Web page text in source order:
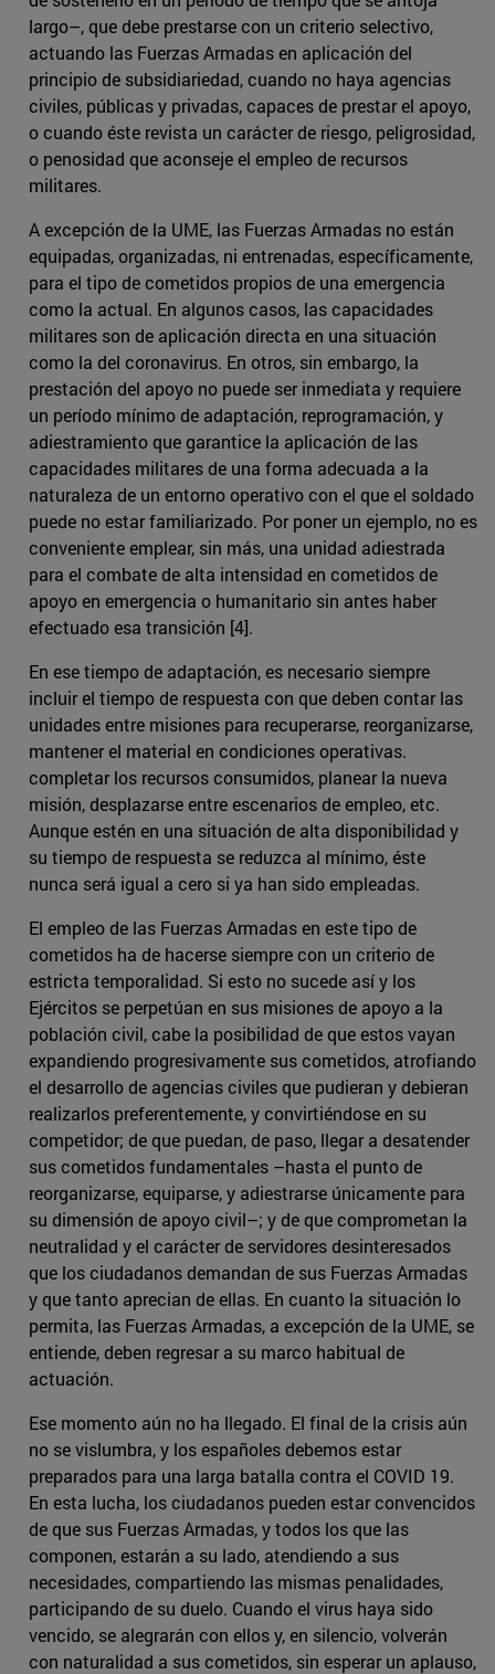
largo–, que debe prestarse con un criterio selectivo,
actuando las Fuerzas Armadas en aplicación del
principio de subsidiariedad, cuando no haya agencias
civiles, públicas y privadas, capaces de prestar el apoyo,
o cuando éste revista un carácter de riesgo, peligrosidad,
o penosidad que aconseje el empleo de recursos
militares.
A excepción de la UME, las Fuerzas Armadas no están
equipadas, organizadas, ni entrenadas, específicamente,
para el tipo de cometidos propios de una emergencia
como la actual. En algunos casos, las capacidades
militares son de aplicación directa en una situación
como la del coronavirus. En otros, sin embargo, la
prestación del apoyo no puede ser inmediata y requiere
un período mínimo de adaptación, reprogramación, y
adiestramiento que garantice la aplicación de las
capacidades militares de una forma adecuada a la
naturaleza de un entorno operativo con el que el soldado
puede no estar familiarizado. Por poner un ejemplo, no es
conveniente emplear, sin más, una unidad adiestrada
para el combate de alta intensidad en cometidos de
apoyo en emergencia o humanitario sin antes haber
efectuado esa transición [4].
En ese tiempo de adaptación, es necesario siempre
incluir el tiempo de respuesta con que deben contar las
unidades entre misiones para recuperarse, reorganizarse,
mantener el material en condiciones operativas.
completar los recursos consumidos, planear la nueva
misión, desplazarse entre escenarios de empleo, etc.
Aunque estén en una situación de alta disponibilidad y
su tiempo de respuesta se reduzca al mínimo, éste
nunca será igual a cero si ya han sido empleadas.
El empleo de las Fuerzas Armadas en este tipo de
cometidos ha de hacerse siempre con un criterio de
estricta temporalidad. Si esto no sucede así y los
Ejércitos se perpetúan en sus misiones de apoyo a la
población civil, cabe la posibilidad de que estos vayan
expandiendo progresivamente sus cometidos, atrofiando
el desarrollo de agencias civiles que pudieran y debieran
realizarlos preferentemente, y convirtiéndose en su
competidor; de que puedan, de paso, llegar a desatender
sus cometidos fundamentales –hasta el punto de
reorganizarse, equiparse, y adiestrarse únicamente para
su dimensión de apoyo civil–; y de que comprometan la
neutralidad y el carácter de servidores desinteresados
que los ciudadanos demandan de sus Fuerzas Armadas
y que tanto aprecian de ellas. En cuanto la situación lo
permita, las Fuerzas Armadas, a excepción de la UME, se
entiende, deben regresar a su marco habitual de
actuación.
Ese momento aún no ha llegado. El final de la crisis aún
no se vislumbra, y los españoles debemos estar
preparados para una larga batalla contra el COVID 19.
En esta lucha, los ciudadanos pueden estar convencidos
de que sus Fuerzas Armadas, y todos los que las
componen, estarán a su lado, atendiendo a sus
necesidades, compartiendo las mismas penalidades,
participando de su duelo. Cuando el virus haya sido
vencido, se alegrarán con ellos y, en silencio, volverán
con naturalidad a sus cometidos, sin esperar un aplauso,